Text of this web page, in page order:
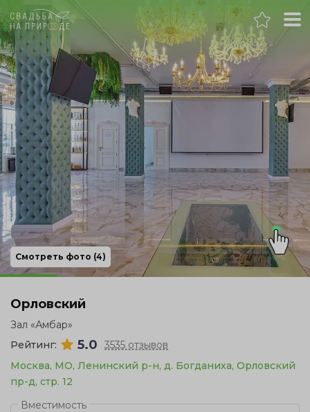
Москва
Банкет
Свадьба
День рождения
Выпускной
Корпоратив
Смотреть фото (4)
Орловский
Зал «Амбар»
Рейтинг:
5.0
3535 отзывов
Москва, МО, Ленинский р-н, д. Богданиха, Орловский
пр-д, стр. 12
Вместимость